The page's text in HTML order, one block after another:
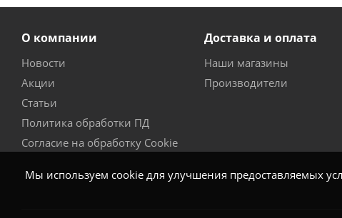
Мы используем cookie для улучшения предоставляемых
О компании
Новости
Акции
Статьи
Политика обработки ПД
Согласие на обработку Cookie
Доставка и оплата
Наши магазины
Производители